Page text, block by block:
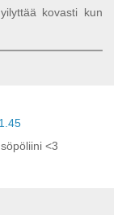
kovasti kun
<3